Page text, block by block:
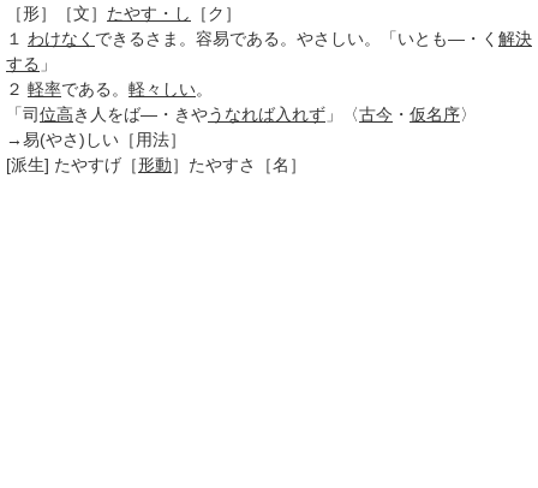
［形］
［文］ たやす・し
［ク］
１
わけなく できるさま。容易である。やさしい。「いとも―・く 解決
する 」
２ 軽率である。 軽々しい。
「司位高き人をば―・きやうなれば入れず 」〈古今 ・ 仮名序〉
→易(やさ)しい［用法］
[派生] たやすげ ［形動］ たやすさ ［名］